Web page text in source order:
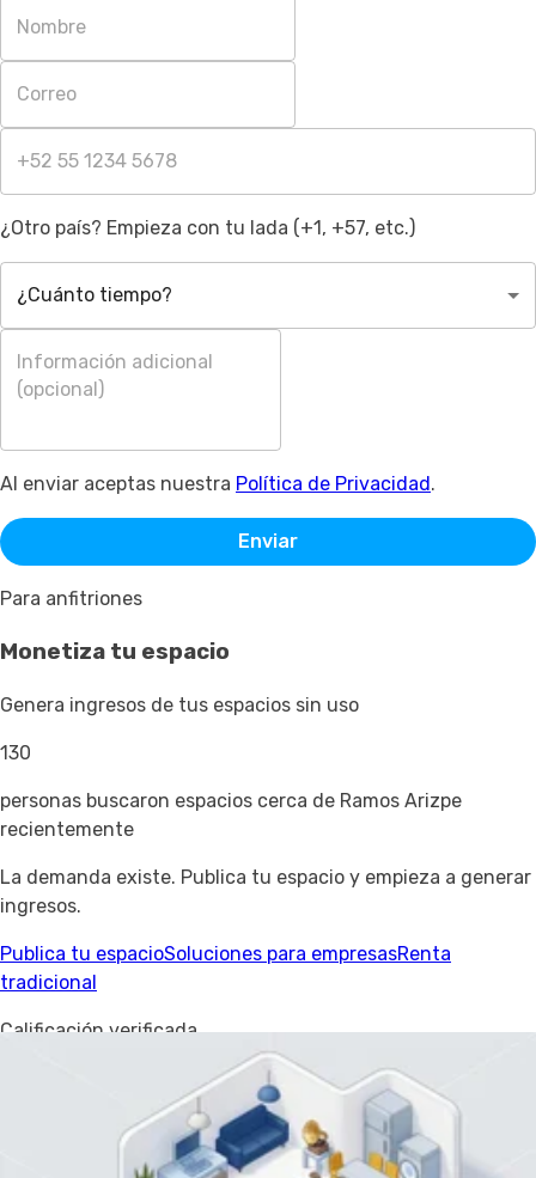
¿Otro país? Empieza con tu lada (+1, +57, etc.)
¿Cuánto tiempo?
Al enviar aceptas nuestra Política de Privacidad.
Enviar
Para anfitriones
Monetiza tu espacio
Genera ingresos de tus espacios sin uso
130
personas buscaron espacios cerca de Ramos Arizpe
recientemente
La demanda existe. Publica tu espacio y empieza a generar
ingresos.
Publica tu espacioSoluciones para empresasRenta
tradicional
Calificación verificada
34 reseñas · 28 verificadas